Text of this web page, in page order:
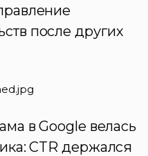
после других
в Google велась
CTR держался